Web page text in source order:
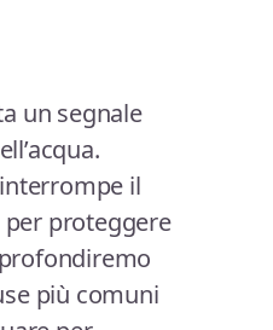
un segnale
il
per proteggere
più comuni